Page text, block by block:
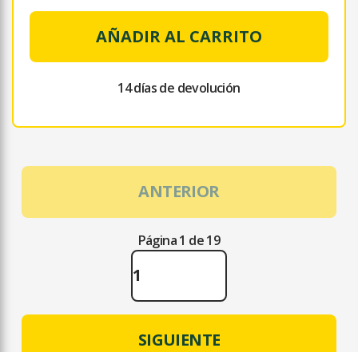
AÑADIR AL CARRITO
14 días de devolución
ANTERIOR
Página 1 de 19
SIGUIENTE